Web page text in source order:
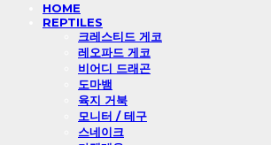
HOME
REPTILES
크레스티드 게코
레오파드 게코
비어디 드래곤
도마뱀
육지 거북
모니터 / 테구
스네이크